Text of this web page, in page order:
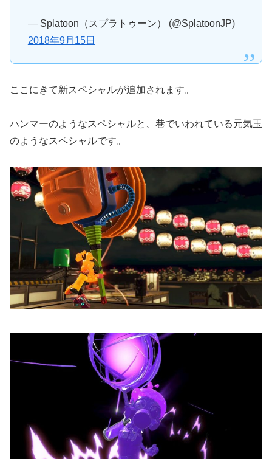
— Splatoon（スプラトゥーン） (@SplatoonJP)
2018年9月15日
ここにきて新スペシャルが追加されます。
ハンマーのようなスペシャルと、巷でいわれている元気玉
のようなスペシャルです。